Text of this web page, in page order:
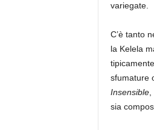
variegate.
C’è tanto
la Kelela
sfumature
Insensible,
sia